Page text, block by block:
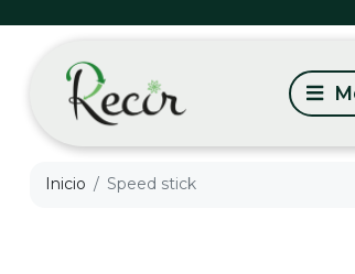
Inicio Speed stick